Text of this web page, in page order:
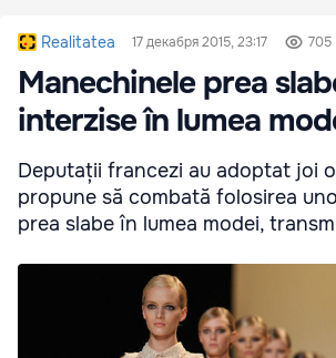
Realitatea 17 декабря 2015, 23:17 705
Manechinele prea
interzise în lumea
Deputații francezi au adoptat joi
propune să combată folosirea
prea slabe în lumea modei,